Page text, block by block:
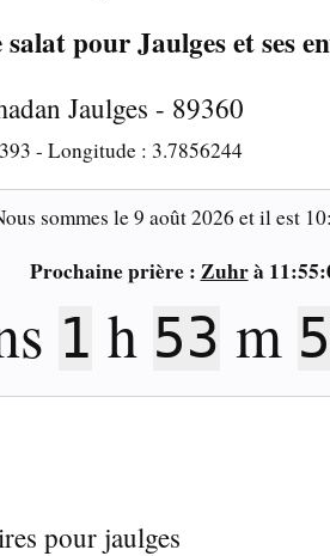
salat pour Jaulges et ses
Jaulges - 89360
- Longitude : 3.7856244
sommes le9 août 2026 et il est
Prochaine prière : Zuhrà
1 h 53 m
pour jaulges